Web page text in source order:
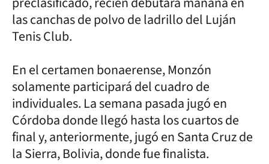
las canchas de polvo de ladrillo del Luján
Tenis Club.
En el certamen bonaerense, Monzón
solamente participará del cuadro de
individuales. La semana pasada jugó en
Córdoba donde llegó hasta los cuartos de
final y, anteriormente, jugó en Santa Cruz de
la Sierra, Bolivia, donde fue finalista.